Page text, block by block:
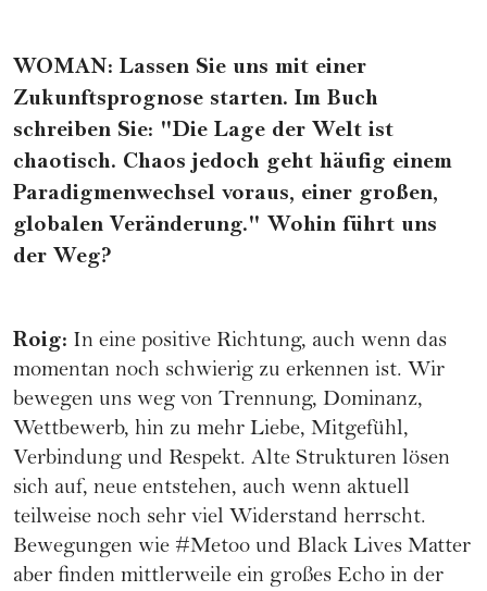
WOMAN: Lassen Sie uns mit einer
Zukunftsprognose starten. Im Buch
schreiben Sie: "Die Lage der Welt ist
chaotisch. Chaos jedoch geht häufig einem
Paradigmenwechsel voraus, einer großen,
globalen Veränderung." Wohin führt uns
der Weg?
Roig: In eine positive Richtung, auch wenn das
momentan noch schwierig zu erkennen ist. Wir
bewegen uns weg von Trennung, Dominanz,
Wettbewerb, hin zu mehr Liebe, Mitgefühl,
Verbindung und Respekt. Alte Strukturen lösen
sich auf, neue entstehen, auch wenn aktuell
teilweise noch sehr viel Widerstand herrscht.
Bewegungen wie #Metoo und Black Lives Matter
aber finden mittlerweile ein großes Echo in der